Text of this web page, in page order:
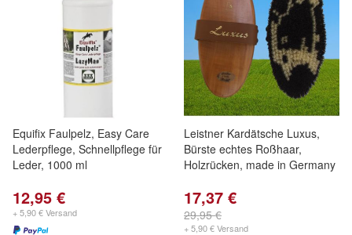
Equifix Faulpelz, Easy Care
Lederpflege, Schnellpflege für
Leder, 1000 ml
12,95 €
+ 5,90 € Versand
Leistner Kardätsche Luxus,
Bürste echtes Roßhaar,
Holzrücken, made in Germany
17,37 €
29,95 €
+ 5,90 € Versand